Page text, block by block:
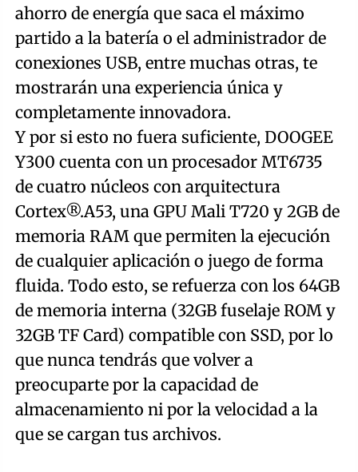
ahorro de energía que saca el máximo
partido a la batería o el administrador de
conexiones USB, entre muchas otras, te
mostrarán una experiencia única y
completamente innovadora.
Y por si esto no fuera suficiente, DOOGEE
Y300 cuenta con un procesador MT6735
de cuatro núcleos con arquitectura
Cortex®.A53, una GPU Mali T720 y 2GB de
memoria RAM que permiten la ejecución
de cualquier aplicación o juego de forma
fluida. Todo esto, se refuerza con los 64GB
de memoria interna (32GB fuselaje ROM y
32GB TF Card) compatible con SSD, por lo
que nunca tendrás que volver a
preocuparte por la capacidad de
almacenamiento ni por la velocidad a la
que se cargan tus archivos.